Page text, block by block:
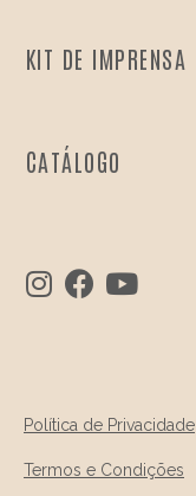
KIT DE IMPRENSA
CATÁLOGO
Política de Privacidade
Termos e Condições